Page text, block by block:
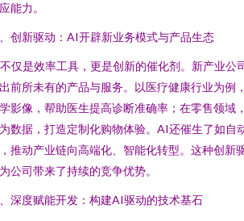
能力。
创新驱动：AI开辟新业务模式与产品生态
仅是效率工具，更是创新的催化剂。新产业公
前所未有的产品与服务。以医疗健康行业为例
影像，帮助医生提高诊断准确率；在零售领域
数据，打造定制化购物体验。AI还催生了如自
推动产业链向高端化、智能化转型。这种创新
公司带来了持续的竞争优势。
深度赋能开发：构建AI驱动的技术基石